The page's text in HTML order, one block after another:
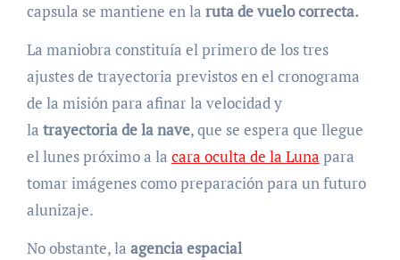
capsula se mantiene en la ruta de vuelo correcta.
La maniobra constituía el primero de los tres
ajustes de trayectoria previstos en el cronograma
de la misión para afinar la velocidad y
la trayectoria de la nave, que se espera que llegue
el lunes próximo a la cara oculta de la Luna para
tomar imágenes como preparación para un futuro
alunizaje.
No obstante, la agencia espacial